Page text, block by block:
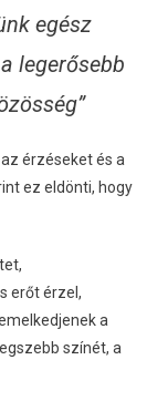
egész
legerősebb
érzéseket és a
ez eldönti, hogy
erőt érzel,
a
színét, a